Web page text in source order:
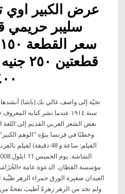
عرض الكبير اوي
سليبر حريمي
٤٠٠ جنية ،
سنة ١٩١٤ عندما نشر كتابه
بعض الشعر العربي القديم إلى
الفيلم: ساعة و 48 دقيقة)
مؤسسة القطان. الدعوة عامة
العيدان صغيرة الورق حمراء الزهر طيِّبة
ولم تجد من الزهر زهرةً أطيبَ نفحةً من